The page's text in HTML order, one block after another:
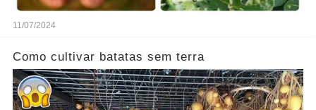
11/07/2024
Como cultivar batatas sem terra